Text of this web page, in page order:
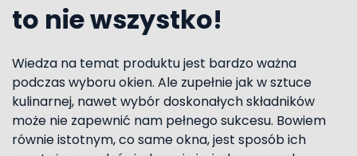
to nie wszystko!
Wiedza na temat produktu jest bardzo ważna
podczas wyboru okien. Ale zupełnie jak w sztuce
kulinarnej, nawet wybór doskonałych składników
może nie zapewnić nam pełnego sukcesu. Bowiem
równie istotnym, co same okna, jest sposób ich